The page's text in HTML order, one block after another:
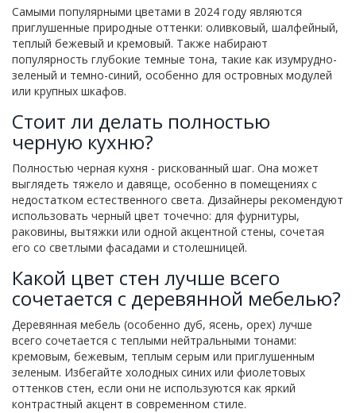
Самыми популярными цветами в 2024 году являются
приглушенные природные оттенки: оливковый, шалфейный,
теплый бежевый и кремовый. Также набирают
популярность глубокие темные тона, такие как изумрудно-
зеленый и темно-синий, особенно для островных модулей
или крупных шкафов.
Стоит ли делать полностью
черную кухню?
Полностью черная кухня - рискованный шаг. Она может
выглядеть тяжело и давяще, особенно в помещениях с
недостатком естественного света. Дизайнеры рекомендуют
использовать черный цвет точечно: для фурнитуры,
раковины, вытяжки или одной акцентной стены, сочетая
его со светлыми фасадами и столешницей.
Какой цвет стен лучше всего
сочетается с деревянной мебелью?
Деревянная мебель (особенно дуб, ясень, орех) лучше
всего сочетается с теплыми нейтральными тонами:
кремовым, бежевым, теплым серым или приглушенным
зеленым. Избегайте холодных синих или фиолетовых
оттенков стен, если они не используются как яркий
контрастный акцент в современном стиле.